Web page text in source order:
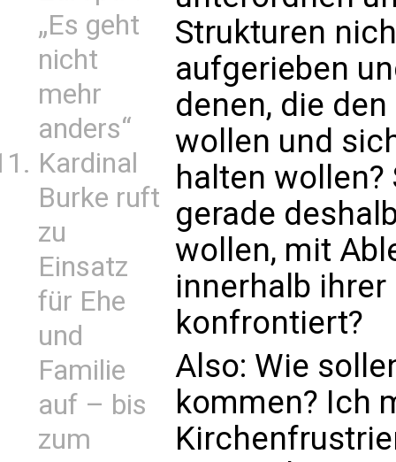
„Es geht
nicht
mehr
anders“
Kardinal
Burke ruft
zu
Einsatz
für Ehe
und
Familie
auf – bis
zum
Strukturen
aufgerieben
denen, die
wollen und
halten
gerade
wollen, mit
innerhalb
konfrontiert?
Also: Wie
kommen? Ich